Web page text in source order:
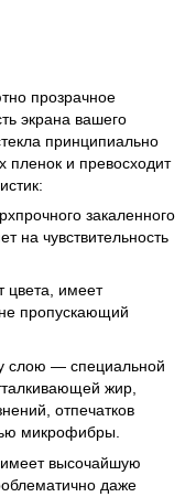
прозрачное
экрана вашего
принципиально
пленок и превосходит
закаленного
на чувствительность
цвета, имеет
пропускающий
слою — специальной
жир,
отпечатков
микрофибры.
высочайшую
даже